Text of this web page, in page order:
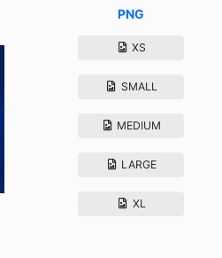
PNG
XS
SMALL
MEDIUM
LARGE
XL